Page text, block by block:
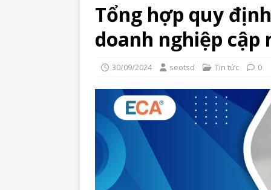
Tổng hợp quy
doanh nghiệp cập
30/09/2024 seotsd Tin tức 0